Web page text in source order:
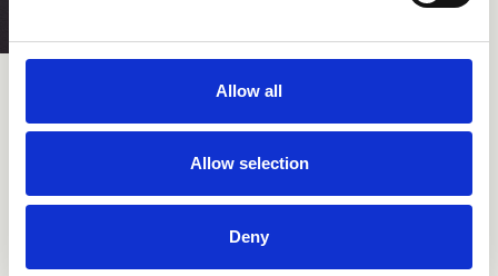
Allow all
Allow selection
Deny
Pro 1
Selection